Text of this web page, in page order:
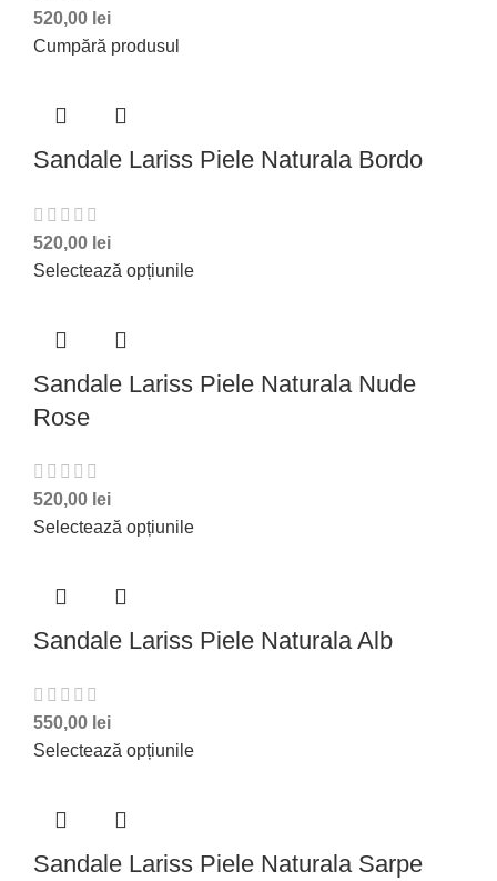
520,00 lei
Cumpără produsul
Sandale Lariss Piele Naturala Bordo
520,00 lei
Selectează opțiunile
Sandale Lariss Piele Naturala Nude
Rose
520,00 lei
Selectează opțiunile
Sandale Lariss Piele Naturala Alb
550,00 lei
Selectează opțiunile
Sandale Lariss Piele Naturala Sarpe